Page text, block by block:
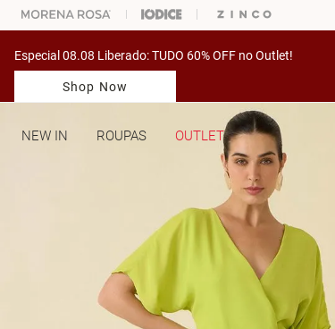
ESCOLHER SEU LOOK? FALE COM NOSSA PERSONAL SHOPPER.
Especial 08.08 Liberado: TUDO 60% OFF no Outlet!
Shop Now
NEW IN ROUPAS OUTLET